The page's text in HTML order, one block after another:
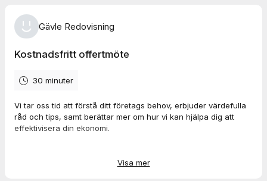
Gävle Redovisning
Kostnadsfritt offertmöte
30 minuter
Vi tar oss tid att förstå ditt företags behov, erbjuder värdefulla
råd och tips, samt berättar mer om hur vi kan hjälpa dig att
effektivisera din ekonomi.
Visa mer